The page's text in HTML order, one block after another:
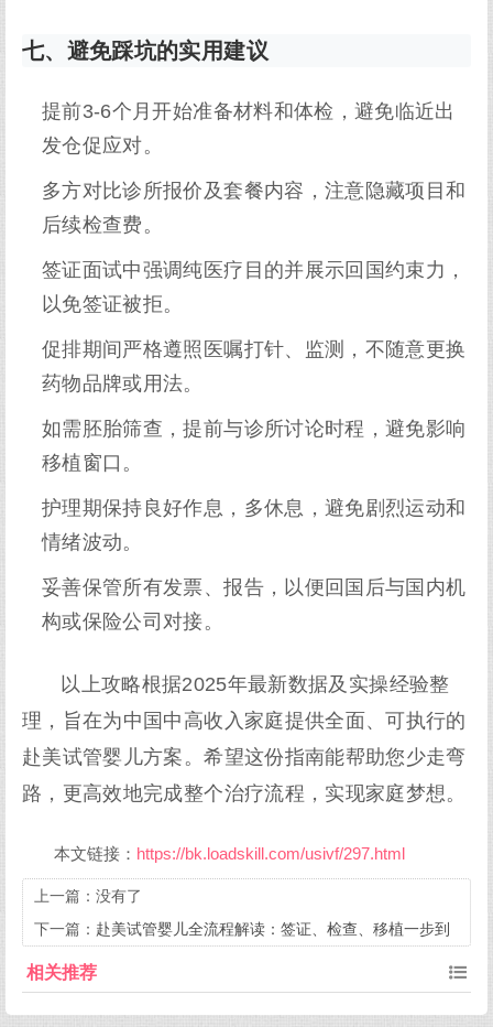
七、避免踩坑的实用建议
提前3-6个月开始准备材料和体检，避免临近出
发仓促应对。
多方对比诊所报价及套餐内容，注意隐藏项目和
后续检查费。
签证面试中强调纯医疗目的并展示回国约束力，
以免签证被拒。
促排期间严格遵照医嘱打针、监测，不随意更换
药物品牌或用法。
如需胚胎筛查，提前与诊所讨论时程，避免影响
移植窗口。
护理期保持良好作息，多休息，避免剧烈运动和
情绪波动。
妥善保管所有发票、报告，以便回国后与国内机
构或保险公司对接。
以上攻略根据2025年最新数据及实操经验整
理，旨在为中国中高收入家庭提供全面、可执行的
赴美试管婴儿方案。希望这份指南能帮助您少走弯
路，更高效地完成整个治疗流程，实现家庭梦想。
本文链接： https://bk.loadskill.com/usivf/297.html
上一篇：没有了
下一篇： 赴美试管婴儿全流程解读：签证、检查、移植一步到
位
相关推荐